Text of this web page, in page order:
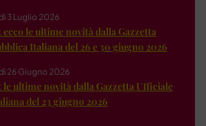
3 Luglio 2026
le ultime novità dalla Gazzetta
Italiana del 26 e 30 giugno 2026
26 Giugno 2026
le ultime novità dalla Gazzetta Ufficiale
del 23 giugno 2026